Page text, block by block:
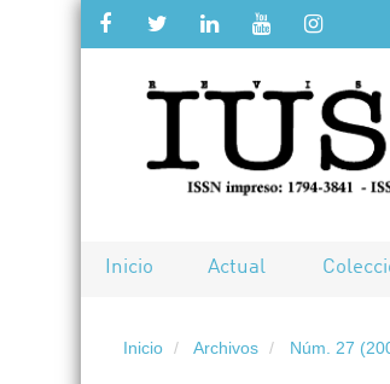
Salto
rápido
de
página
Inicio Actual
Inicio Archivos Núm. 27